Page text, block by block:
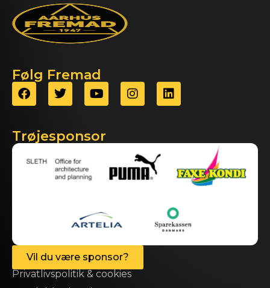
Følg Fremad
Trøjesponsor
Vil du være sponsor?
Privatlivspolitik & cookies